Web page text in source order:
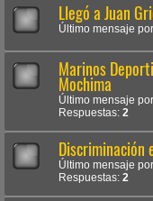
Llegó a Juan
Último mensaje por
Marinos
Mochima
Último mensaje por
Respuestas: 2
Discriminación
Último mensaje por
Respuestas: 2